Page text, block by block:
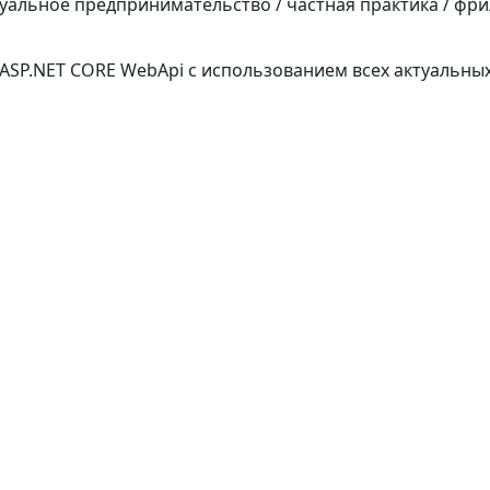
CORE WebApi с использованием всех